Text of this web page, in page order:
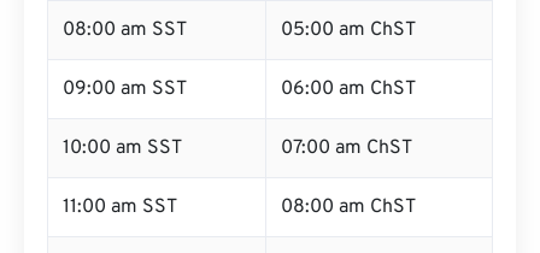
08:00 am SST 05:00 am ChST
09:00 am SST 06:00 am ChST
10:00 am SST 07:00 am ChST
11:00 am SST 08:00 am ChST